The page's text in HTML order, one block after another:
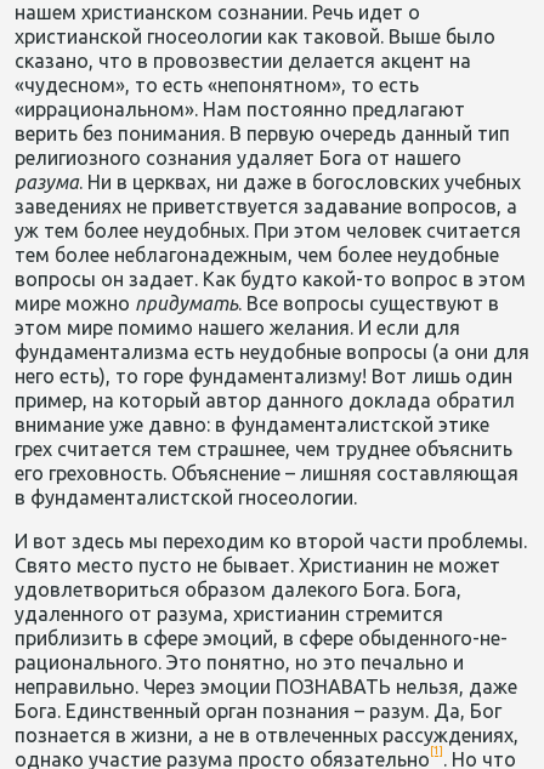
нашем христианском сознании. Речь идет о
христианской гносеологии как таковой. Выше было
сказано, что в провозвестии делается акцент на
«чудесном», то есть «непонятном», то есть
«иррациональном». Нам постоянно предлагают
верить без понимания. В первую очередь данный тип
религиозного сознания удаляет Бога от нашего
разума. Ни в церквах, ни даже в богословских учебных
заведениях не приветствуется задавание вопросов, а
уж тем более неудобных. При этом человек считается
тем более неблагонадежным, чем более неудобные
вопросы он задает. Как будто какой-то вопрос в этом
мире можно придумать. Все вопросы существуют в
этом мире помимо нашего желания. И если для
фундаментализма есть неудобные вопросы (а они для
него есть), то горе фундаментализму! Вот лишь один
пример, на который автор данного доклада обратил
внимание уже давно: в фундаменталистской этике
грех считается тем страшнее, чем труднее объяснить
его греховность. Объяснение – лишняя составляющая
в фундаменталистской гносеологии.
И вот здесь мы переходим ко второй части проблемы.
Свято место пусто не бывает. Христианин не может
удовлетвориться образом далекого Бога. Бога,
удаленного от разума, христианин стремится
приблизить в сфере эмоций, в сфере обыденного-не-
рационального. Это понятно, но это печально и
неправильно. Через эмоции ПОЗНАВАТЬ нельзя, даже
Бога. Единственный орган познания – разум. Да, Бог
познается в жизни, а не в отвлеченных рассуждениях,
однако участие разума просто обязательно [1] . Но что